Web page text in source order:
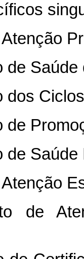
de Saúde
dos
de
de Saúde
de